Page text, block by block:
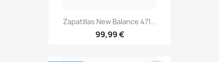
Zapatillas New Balance 471...
99,99 €